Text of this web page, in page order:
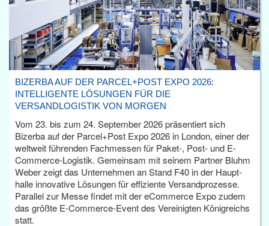
BIZERBA AUF DER PARCEL+POST EXPO 2026:
INTELLIGENTE LÖSUNGEN FÜR DIE
VERSANDLOGISTIK VON MORGEN
Vom 23. bis zum 24. September 2026 präsentiert sich
Bizerba auf der Parcel+Post Expo 2026 in London, einer der
weltweit führenden Fachmessen für Paket-, Post- und E-
Commerce-Logistik. Gemeinsam mit seinem Partner Bluhm
Weber zeigt das Unternehmen an Stand F40 in der Haupt­
halle innovative Lösungen für effiziente Versandprozesse.
Parallel zur Messe findet mit der eCommerce Expo zudem
das größte E-Commerce-Event des Vereinigten Königreichs
statt.